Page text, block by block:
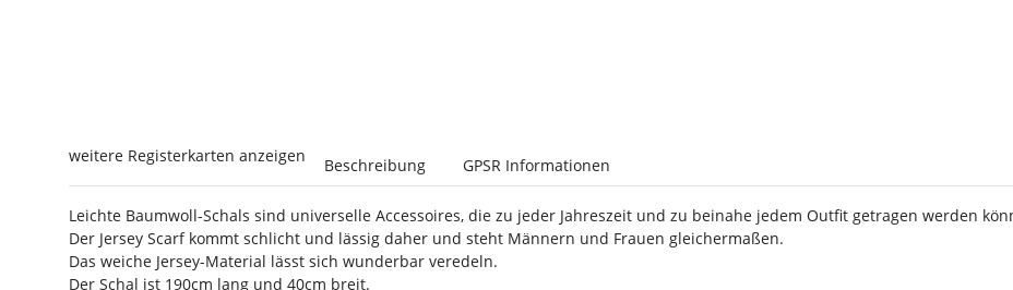
weitere Registerkarten anzeigen Beschreibung GPSR Informationen
Leichte Baumwoll-Schals sind universelle Accessoires, die zu jeder Jahreszeit und zu beinahe jedem Outfit getragen werden
Der Jersey Scarf kommt schlicht und lässig daher und steht Männern und Frauen gleichermaßen.
Das weiche Jersey-Material lässt sich wunderbar veredeln.
Der Schal ist 190cm lang und 40cm breit.